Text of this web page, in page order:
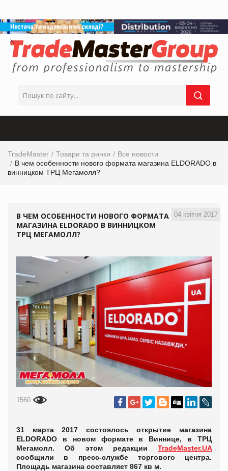
TradeMaster Товари та ринки
Все новости
В чем особенности нового формата магазина ELDORADO в
винницком ТРЦ Мегамолл?
04 квітня 2017
В ЧЕМ ОСОБЕННОСТИ НОВОГО ФОРМАТА
МАГАЗИНА ELDORADO В ВИННИЦКОМ
ТРЦ МЕГАМОЛЛ?
1560
31 марта 2017 состоялось открытие магазина
ELDORADO в новом формате в Виннице, в ТРЦ
Мегамолл. Об этом редакции TradeMaster.UA
сообщили в пресс-службе торгового центра.
Площадь магазина составляет 867 кв м.